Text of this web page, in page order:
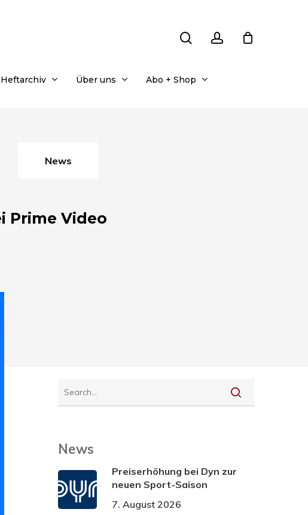
Heftarchiv Über uns Abo + Shop
News
Prime Video
News
Preiserhöhung bei Dyn zur
neuen Sport-Saison
7. August 2026